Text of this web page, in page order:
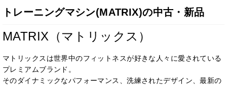
LEXCO（レクスコ）
Magnum futness
nautilus
POWERTEC（パワーテック）
トレーニングマシン(MATRIX)の中古・新品
MATRIX（マトリックス）
マトリックスは世界中のフィットネスが好きな人々に愛されている
プレミアムブランド。
そのダイナミックなパフォーマンス、洗練されたデザイン、最新の